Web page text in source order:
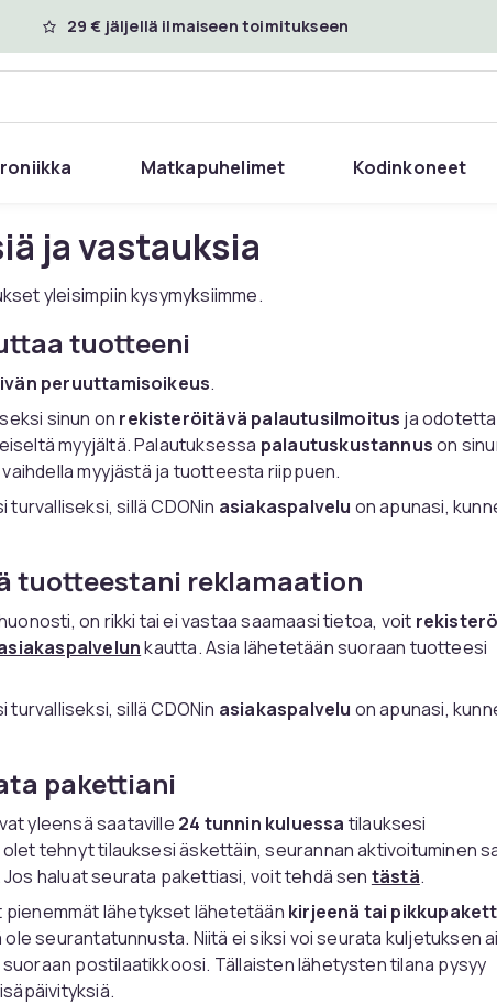
29 € jäljellä ilmaiseen toimitukseen
Matkapuhelimet Kodinkoneet
ja vastauksia
yleisimpiin kysymyksiimme.
tuotteeni
peruuttamisoikeus.
sinun on rekisteröitävä palautusilmoitus ja
myyjältä. Palautuksessa palautuskustannuson
myyjästä ja tuotteesta riippuen.
turvalliseksi, sillä CDONin asiakaspalvelu on apunasi,
tuotteestani reklamaation
on rikki tai ei vastaa saamaasi tietoa, voit
kautta. Asia lähetetään suoraan tuotteesi
turvalliseksi, sillä CDONin asiakaspalvelu on apunasi,
pakettiani
yleensä saataville 24 tunnin kuluessa tilauksesi
tehnyt tilauksesi äskettäin, seurannan aktivoituminen
haluat seurata pakettiasi, voit tehdä sen tästä.
lähetykset lähetetään kirjeenä tai
seurantatunnusta. Niitä ei siksi voi seurata kuljetuksen
postilaatikkoosi. Tällaisten lähetysten tilana pysyy